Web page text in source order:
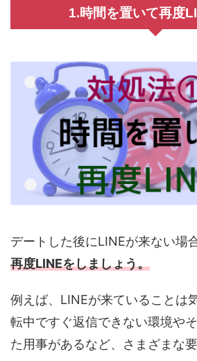
1.時間を置いて再度
デートした後にLINEが来ない場合
再度LINEをしましょう。
例えば、LINEが来ていることは
転中ですぐ返信できない環境や
た用事があるなど、さまざまな